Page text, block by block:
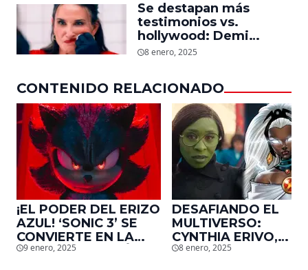
dejó
Se destapan más
testimonios vs.
hollywood: Demi
Moore, protagonista de
industria a su cuerpo
8 enero, 2025
CONTENIDO RELACIONADO
¡EL PODER DEL ERIZO
AZUL! ‘SONIC 3’ SE
CONVIERTE EN LA
2DA. ADAPTACIÓN
9 enero, 2025
DESAFIANDO EL
MULTIVERSO:
CYNTHIA ERIVO,
PROTAGONISTA DE
8 enero, 2025